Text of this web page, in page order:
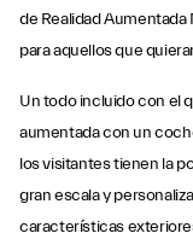
de Realidad
para aquellos que
Un todo incluido con el
aumentada con un
los visitantes tienen la
gran escala y
características